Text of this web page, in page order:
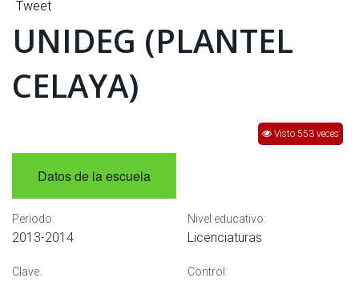
ESCUELA DE LA REPUBLICA
CONTRATA PUBLICIDAD
Tweet
UNIDEG (PLANTEL
CELAYA)
Visto 553 veces
Datos de la escuela
Periodo:
2013-2014
Nivel educativo:
Licenciaturas
Clave: Control: